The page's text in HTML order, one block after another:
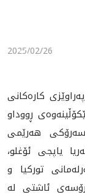
2025/02/26
چوارشەممە 2025/2/26 لە پەراوێزی كاره‌كانى
ڕووداو
سەرۆکی هەرێمی
ياپجى ئۆغلو،
توركيا و
ئاشتى له‌